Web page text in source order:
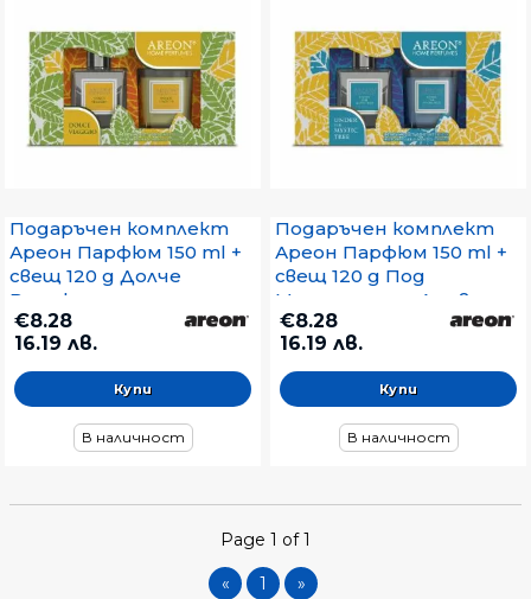
Подаръчен комплект
Ареон Парфюм 150 ml +
свещ 120 g Долче
Виаджио
€8.28
16.19 лв.
В наличност
Подаръчен комплект
Ареон Парфюм 150 ml +
свещ 120 g Под
Мистичното Дърво
€8.28
16.19 лв.
В наличност
Page 1 of 1
« 1 »